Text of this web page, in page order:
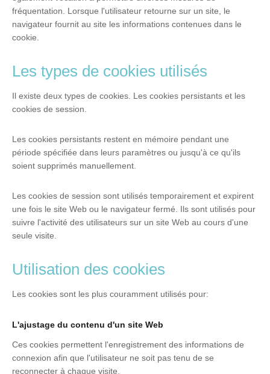
fréquentation. Lorsque l'utilisateur retourne sur un site, le
navigateur fournit au site les informations contenues dans le
cookie.
Les types de cookies utilisés
Il existe deux types de cookies. Les cookies persistants et les
cookies de session.
Les cookies persistants restent en mémoire pendant une
période spécifiée dans leurs paramètres ou jusqu'à ce qu'ils
soient supprimés manuellement.
Les cookies de session sont utilisés temporairement et expirent
une fois le site Web ou le navigateur fermé. Ils sont utilisés pour
suivre l'activité des utilisateurs sur un site Web au cours d'une
seule visite.
Utilisation des cookies
Les cookies sont les plus couramment utilisés pour:
L'ajustage du contenu d'un site Web
Ces cookies permettent l'enregistrement des informations de
connexion afin que l'utilisateur ne soit pas tenu de se
reconnecter à chaque visite.